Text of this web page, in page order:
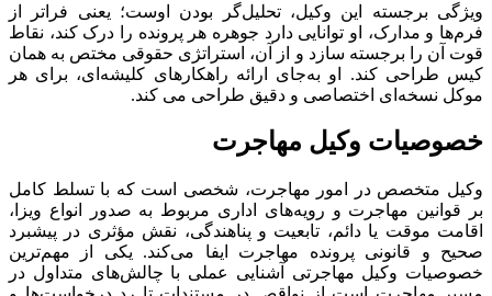
ویژگی برجسته این وکیل، تحلیل‌گر بودن اوست؛ یعنی فراتر از
فرم‌ها و مدارک، او توانایی دارد جوهره هر پرونده را درک کند، نقاط
قوت آن را برجسته سازد و از آن، استراتژی حقوقی مختص به همان
کیس طراحی کند.
او به‌جای ارائه راهکارهای کلیشه‌ای، برای هر
موکل نسخه‌ای اختصاصی و دقیق طراحی می کند.
خصوصیات وکیل مهاجرت
وکیل متخصص در امور مهاجرت، شخصی است که با تسلط کامل
بر قوانین مهاجرت و رویه‌های اداری مربوط به صدور انواع ویزا،
اقامت موقت یا دائم، تابعیت و پناهندگی، نقش مؤثری در پیشبرد
صحیح و قانونی پرونده مهاجرت ایفا می‌کند. یکی از مهم‌ترین
خصوصیات وکیل مهاجرتی آشنایی عملی با چالش‌های متداول در